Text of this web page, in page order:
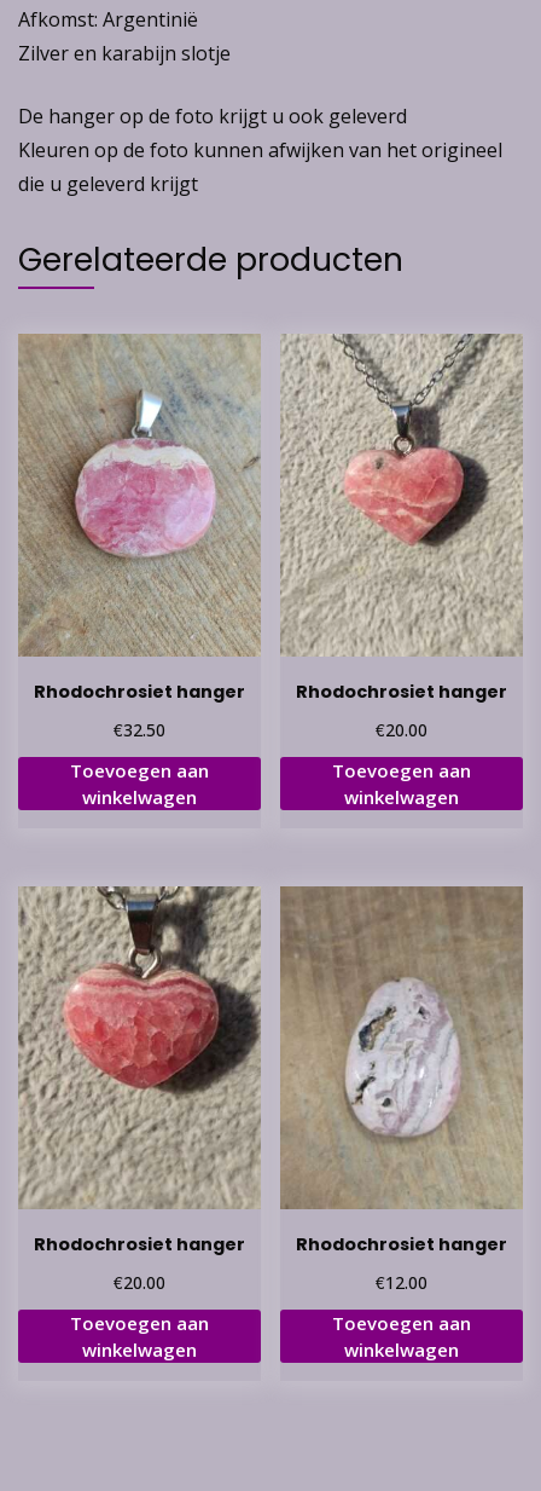
Afkomst: Argentinië
Zilver en karabijn slotje
De hanger op de foto krijgt u ook geleverd
Kleuren op de foto kunnen afwijken van het origineel
die u geleverd krijgt
Gerelateerde producten
Rhodochrosiet hanger
€32.50
Toevoegen aan
winkelwagen
Rhodochrosiet hanger
€20.00
Toevoegen aan
winkelwagen
Rhodochrosiet hanger
€20.00
Toevoegen aan
winkelwagen
Rhodochrosiet hanger
€12.00
Toevoegen aan
winkelwagen